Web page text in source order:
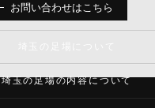
お問い合わせはこちら
埼玉の足場の内容について